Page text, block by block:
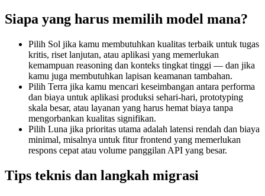
Siapa yang harus memilih model mana?
Pilih Sol jika kamu membutuhkan kualitas terbaik untuk tugas
kritis, riset lanjutan, atau aplikasi yang memerlukan
kemampuan reasoning dan konteks tingkat tinggi — dan jika
kamu juga membutuhkan lapisan keamanan tambahan.
Pilih Terra jika kamu mencari keseimbangan antara performa
dan biaya untuk aplikasi produksi sehari‑hari, prototyping
skala besar, atau layanan yang harus hemat biaya tanpa
mengorbankan kualitas signifikan.
Pilih Luna jika prioritas utama adalah latensi rendah dan biaya
minimal, misalnya untuk fitur frontend yang memerlukan
respons cepat atau volume panggilan API yang besar.
Tips teknis dan langkah migrasi